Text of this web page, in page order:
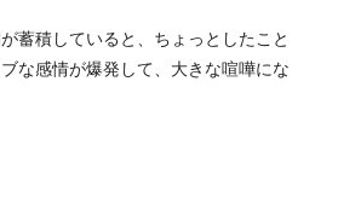
蓄積していると、ちょっとしたこと
な感情が爆発して、大きな喧嘩にな